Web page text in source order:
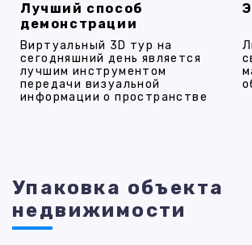
Лучший способ
демонстрации
Виртуальный 3D тур на
сегодняшний день является
лучшим инструментом
передачи визуальной
информации о пространстве
Упаковка объекта
недвижимости